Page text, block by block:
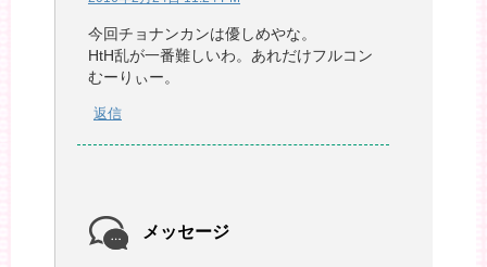
今回チョナンカンは優しめやな。
HtH乱が一番難しいわ。あれだけフルコン
むーりぃー。
返信
メッセージ